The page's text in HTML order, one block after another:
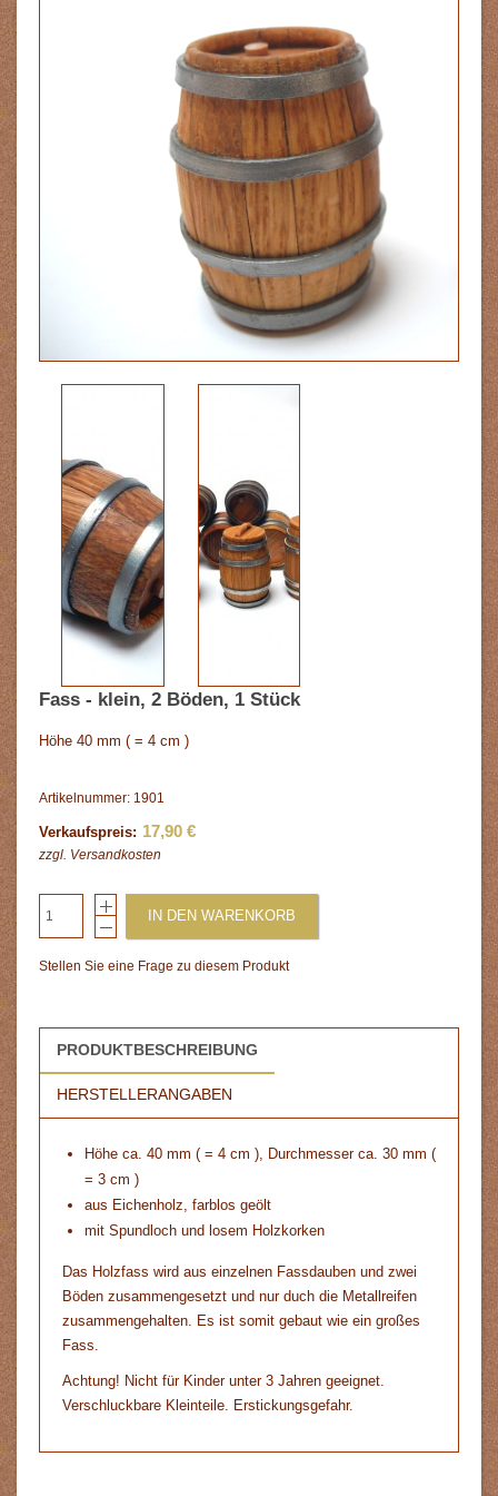
Fass - klein, 2 Böden, 1 Stück
Höhe 40 mm ( = 4 cm )
Artikelnummer: 1901
Verkaufspreis: 17,90 €
zzgl. Versandkosten
IN DEN WARENKORB
Stellen Sie eine Frage zu diesem Produkt
PRODUKTBESCHREIBUNG
HERSTELLERANGABEN
Höhe ca. 40 mm ( = 4 cm ), Durchmesser ca. 30 mm (
= 3 cm )
aus Eichenholz, farblos geölt
mit Spundloch und losem Holzkorken
Das Holzfass wird aus einzelnen Fassdauben und zwei
Böden zusammengesetzt und nur duch die Metallreifen
zusammengehalten. Es ist somit gebaut wie ein großes
Fass.
Achtung! Nicht für Kinder unter 3 Jahren geeignet.
Verschluckbare Kleinteile. Erstickungsgefahr.